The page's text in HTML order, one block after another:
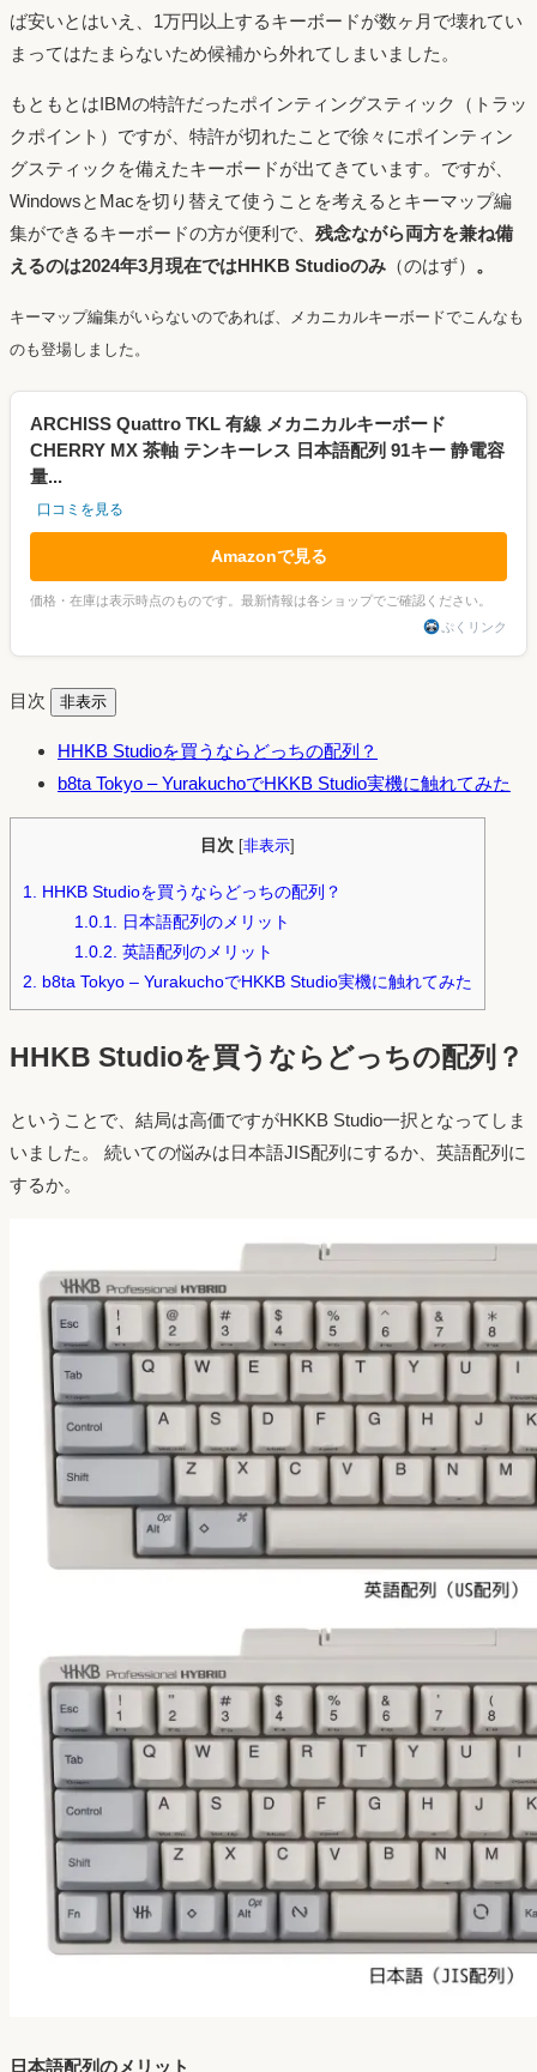
ば安いとはいえ、1万円以上するキーボードが数ヶ月で壊れてい
まってはたまらないため候補から外れてしまいました。
もともとはIBMの特許だったポインティングスティック（トラッ
クポイント）ですが、特許が切れたことで徐々にポインティン
グスティックを備えたキーボードが出てきています。ですが、
WindowsとMacを切り替えて使うことを考えるとキーマップ編
集ができるキーボードの方が便利で、 残念ながら両方を兼ね備
えるのは2024年3月現在ではHHKB Studioのみ （のはず） 。
キーマップ編集がいらないのであれば、メカニカルキーボードでこんなも
のも登場しました。
ARCHISS Quattro TKL 有線 メカニカルキーボード
CHERRY MX 茶軸 テンキーレス 日本語配列 91キー 静電容
量...
口コミを見る
Amazonで見る
価格・在庫は表示時点のものです。最新情報は各ショップでご確認ください。
ぷくリンク
目次 非表示
HHKB Studioを買うならどっちの配列？
b8ta Tokyo – YurakuchoでHKKB Studio実機に触れてみた
目次 [非表示]
1. HHKB Studioを買うならどっちの配列？
1.0.1. 日本語配列のメリット
1.0.2. 英語配列のメリット
2. b8ta Tokyo – YurakuchoでHKKB Studio実機に触れてみた
HHKB Studioを買うならどっちの配列？
ということで、結局は高価ですがHKKB Studio一択となってしま
いました。 続いての悩みは日本語JIS配列にするか、英語配列に
するか。
日本語配列のメリット